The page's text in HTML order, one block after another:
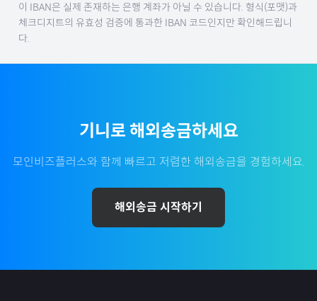
이 IBAN은 실제 존재하는 은행 계좌가 아닐 수 있습니다. 형식(포맷)과
체크디지트의 유효성 검증에 통과한 IBAN 코드인지만 확인해드립니
다.
기니 로 해외송금하세요
모인비즈플러스와 함께 빠르고 저렴한 해외송금을 경험하세요.
해외송금 시작하기